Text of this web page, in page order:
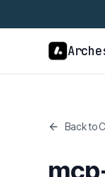
Back to